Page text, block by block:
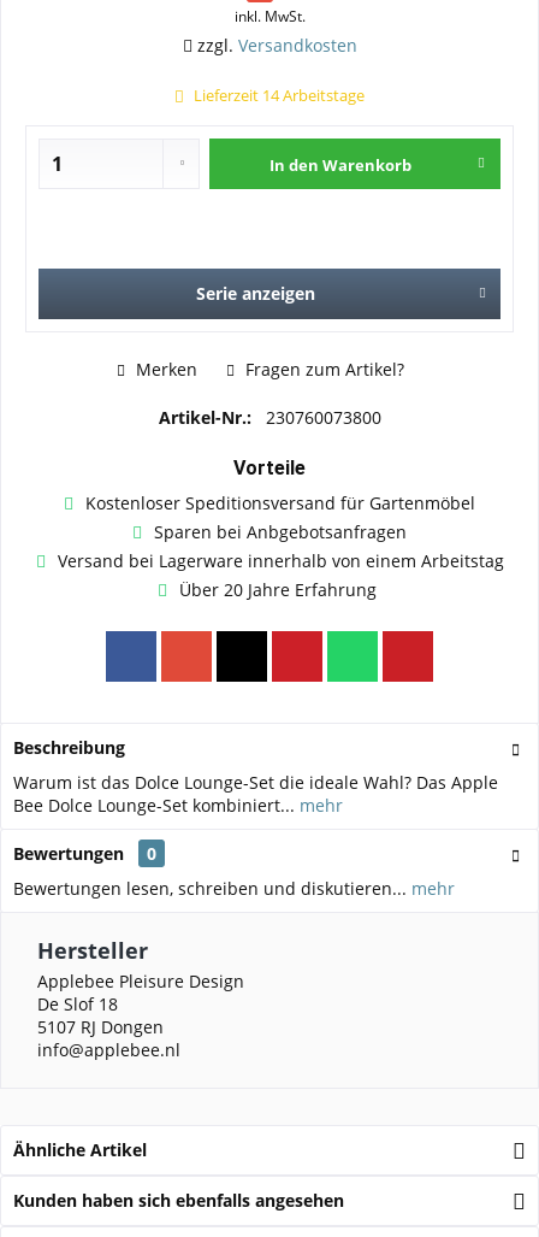
inkl. MwSt.
zzgl. Versandkosten
Lieferzeit 14 Arbeitstage
In den Warenkorb
Serie anzeigen
Merken Fragen zum Artikel?
Artikel-Nr.: 230760073800
Vorteile
Kostenloser Speditionsversand für Gartenmöbel
Sparen bei Anbgebotsanfragen
Versand bei Lagerware innerhalb von einem Arbeitstag
Über 20 Jahre Erfahrung
Beschreibung
Warum ist das Dolce Lounge-Set die ideale Wahl? Das Apple
Bee Dolce Lounge-Set kombiniert... mehr
Bewertungen
0
Bewertungen lesen, schreiben und diskutieren... mehr
Hersteller
Applebee Pleisure Design
De Slof 18
5107 RJ Dongen
info@applebee.nl
Ähnliche Artikel
Kunden haben sich ebenfalls angesehen